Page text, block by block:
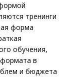
тренинги
форма
обучения,
в
и бюджета